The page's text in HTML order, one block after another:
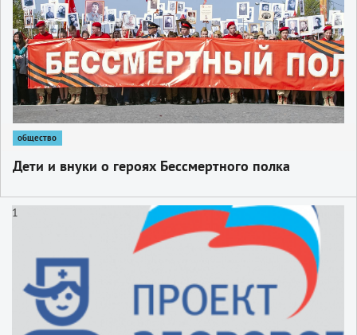
общество
Дети и внуки о героях Бессмертного полка
1